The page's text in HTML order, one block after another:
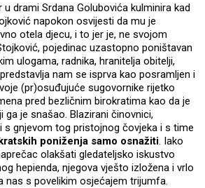
drami Srdana Golubovića kulminira kad
napokon osvijesti da mu je
otela djecu, i to jer je, ne svojom
pojedinac uzastopno poništavan
ulogama, radnika, hranitelja obitelji,
nam se isprva kao posramljen i
(pr)osuđujuće sugovornike rijetko
pred bezličnim birokratima kao da je
ga je snašao. Blazirani činovnici,
s gnjevom tog pristojnog čovjeka i s time
poniženja samo osnažiti. Iako
olakšati gledateljsko iskustvo
hepienda, njegova vješto izložena i vrlo
nas s povelikim osjećajem trijumfa.